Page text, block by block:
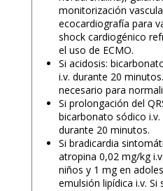
monitorización
ecocardiografía para
shock cardiogénico
el uso de ECMO.
Si acidosis:
i.v. durante 20
necesario para
Si prolongación del
bicarbonato sódico i.v.
durante 20 minutos.
Si bradicardia
atropina 0,02 mg/kg
niños y 1 mg en
emulsión lipídica i.v. Si